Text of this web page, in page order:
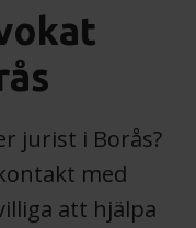
jurist i Borås?
med
att hjälpa